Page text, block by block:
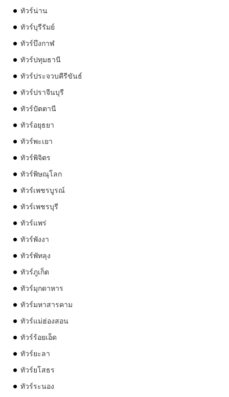
ทัวร์น่าน
ทัวร์บุรีรัมย์
ทัวร์บึงกาฬ
ทัวร์ปทุมธานี
ทัวร์ประจวบคีรีขันธ์
ทัวร์ปราจีนบุรี
ทัวร์ปัตตานี
ทัวร์อยุธยา
ทัวร์พะเยา
ทัวร์พิจิตร
ทัวร์พิษณุโลก
ทัวร์เพชรบูรณ์
ทัวร์เพชรบุรี
ทัวร์แพร่
ทัวร์พังงา
ทัวร์พัทลุง
ทัวร์ภูเก็ต
ทัวร์มุกดาหาร
ทัวร์มหาสารคาม
ทัวร์แม่ฮ่องสอน
ทัวร์ร้อยเอ็ด
ทัวร์ยะลา
ทัวร์ยโสธร
ทัวร์ระนอง